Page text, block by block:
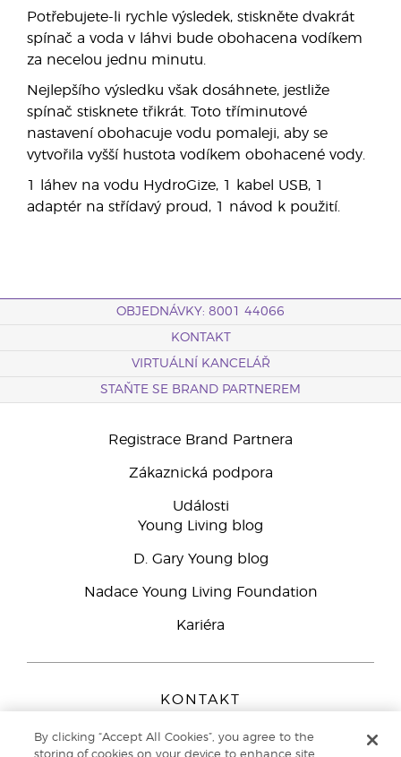
Potřebujete-li rychle výsledek, stiskněte dvakrát
spínač a voda v láhvi bude obohacena vodíkem
za necelou jednu minutu.
Nejlepšího výsledku však dosáhnete, jestliže
spínač stisknete třikrát. Toto tříminutové
nastavení obohacuje vodu pomaleji, aby se
vytvořila vyšší hustota vodíkem obohacené vody.
1 láhev na vodu HydroGize, 1 kabel USB, 1
adaptér na střídavý proud, 1 návod k použití.
OBJEDNÁVKY: 8001 44066
KONTAKT
VIRTUÁLNÍ KANCELÁŘ
STAŇTE SE BRAND PARTNEREM
Registrace Brand Partnera
Zákaznická podpora
Události
Young Living blog
D. Gary Young blog
Nadace Young Living Foundation
Kariéra
KONTAKT
Peizerweg 97
By clicking “Accept All Cookies”, you agree to the